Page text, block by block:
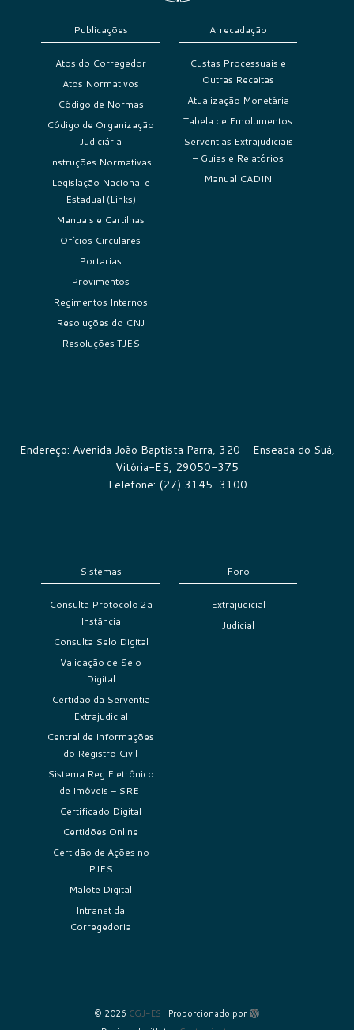
Publicações
Atos do Corregedor
Atos Normativos
Código de Normas
Código de Organização
Judiciária
Instruções Normativas
Legislação Nacional e
Estadual (Links)
Manuais e Cartilhas
Ofícios Circulares
Portarias
Provimentos
Regimentos Internos
Resoluções do CNJ
Resoluções TJES
Arrecadação
Custas Processuais e
Outras Receitas
Atualização Monetária
Tabela de Emolumentos
Serventias Extrajudiciais
– Guias e Relatórios
Manual CADIN
Endereço: Avenida João Baptista Parra, 320 - Enseada do Suá,
Vitória-ES, 29050-375
Telefone: (27) 3145-3100
Sistemas
Consulta Protocolo 2a
Instância
Consulta Selo Digital
Validação de Selo
Digital
Certidão da Serventia
Extrajudicial
Central de Informações
do Registro Civil
Sistema Reg Eletrônico
de Imóveis – SREI
Certificado Digital
Certidões Online
Certidão de Ações no
PJES
Malote Digital
Intranet da
Corregedoria
Foro
Extrajudicial
Judicial
· © 2026 CGJ-ES · Proporcionado por
·